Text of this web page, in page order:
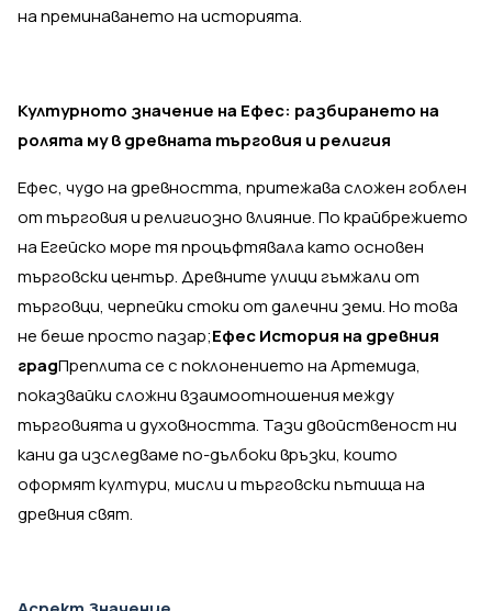
на преминаването на историята.
Културното значение на Ефес: разбирането на
ролята му в древната търговия и религия
Ефес, чудо на древността, притежава сложен гоблен
от търговия и религиозно влияние. По крайбрежието
на Егейско море тя процъфтявала като основен
търговски център. Древните улици гъмжали от
търговци, черпейки стоки от далечни земи. Но това
не беше просто пазар;Ефес История на древния
градПреплита се с поклонението на Артемида,
показвайки сложни взаимоотношения между
търговията и духовността. Тази двойственост ни
кани да изследваме по-дълбоки връзки, които
оформят култури, мисли и търговски пътища на
древния свят.